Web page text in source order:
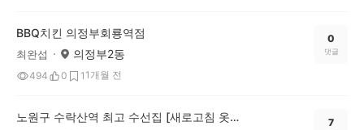
BBQ치킨 의정부회룡역점
최완섭 의정부2동
494 0 1 1개월 전
0
댓글
노원구 수락산역 최고 수선집 [새로고침 옷수선] 7